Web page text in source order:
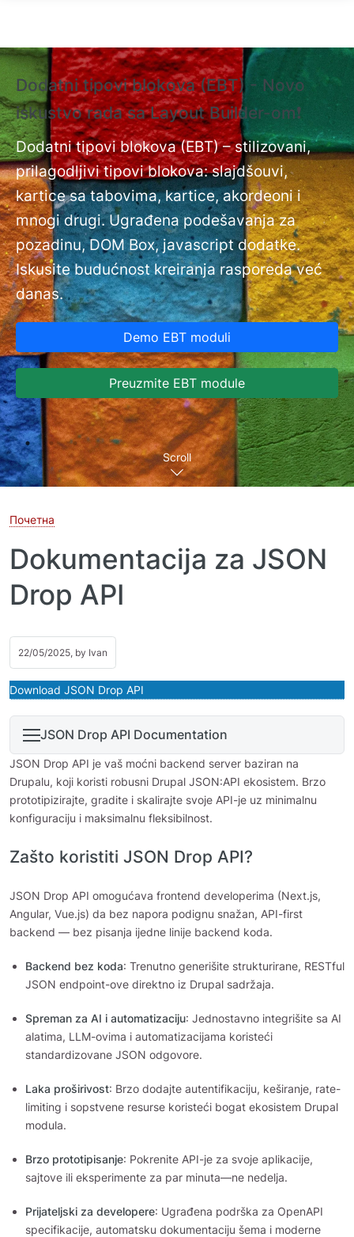
Dodatni tipovi blokova (EBT) - Novo
iskustvo rada sa Layout Builder-om❗
Dodatni tipovi blokova (EBT) – stilizovani,
prilagodljivi tipovi blokova: slajdšouvi,
kartice sa tabovima, kartice, akordeoni i
mnogi drugi. Ugrađena podešavanja za
pozadinu, DOM Box, javascript dodatke.
Iskusite budućnost kreiranja rasporeda već
danas.
Demo EBT moduli
Preuzmite EBT module
na
Scroll
Почетна
Dokumentacija za JSON
Drop API
22/05/2025, by Ivan
Download JSON Drop API
JSON Drop API Documentation
JSON Drop API je vaš moćni backend server baziran na
Drupalu, koji koristi robusni Drupal JSON:API ekosistem. Brzo
prototipizirajte, gradite i skalirajte svoje API-je uz minimalnu
konfiguraciju i maksimalnu fleksibilnost.
Zašto koristiti JSON Drop API?
JSON Drop API omogućava frontend developerima (Next.js,
Angular, Vue.js) da bez napora podignu snažan, API-first
backend — bez pisanja ijedne linije backend koda.
Backend bez koda: Trenutno generišite strukturirane, RESTful
JSON endpoint-ove direktno iz Drupal sadržaja.
Spreman za AI i automatizaciju: Jednostavno integrišite sa AI
alatima, LLM-ovima i automatizacijama koristeći
standardizovane JSON odgovore.
Laka proširivost: Brzo dodajte autentifikaciju, keširanje, rate-
limiting i sopstvene resurse koristeći bogat ekosistem Drupal
modula.
Brzo prototipisanje: Pokrenite API-je za svoje aplikacije,
sajtove ili eksperimente za par minuta—ne nedelja.
Prijateljski za developere: Ugrađena podrška za OpenAPI
specifikacije, automatsku dokumentaciju šema i moderne